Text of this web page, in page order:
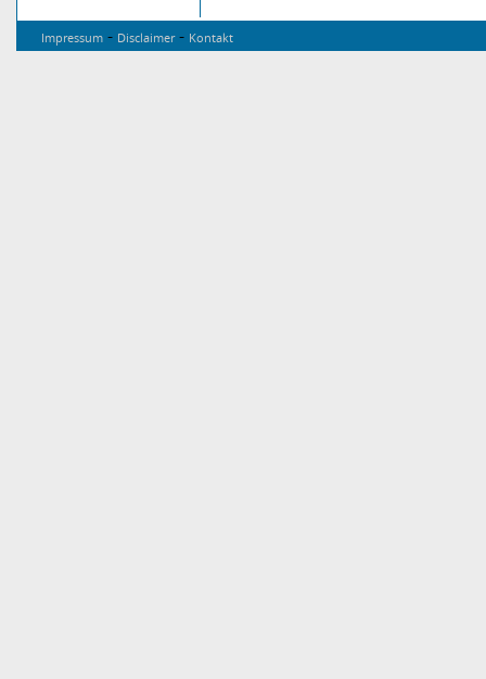
Impressum - Disclaimer- Kontakt